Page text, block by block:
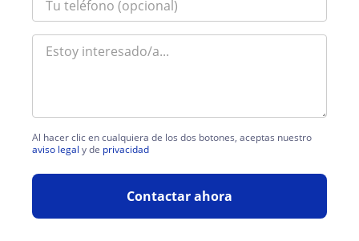
Al hacer clic en cualquiera de los dos botones, aceptas nuestro
aviso legal y de privacidad
Contactar ahora